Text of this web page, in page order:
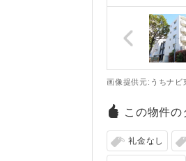
画像提供元:うちナ
この物件の
礼金なし